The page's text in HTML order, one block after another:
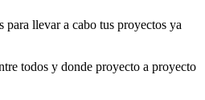
llevar a cabo tus proyectos ya
todos y donde proyecto a proyecto